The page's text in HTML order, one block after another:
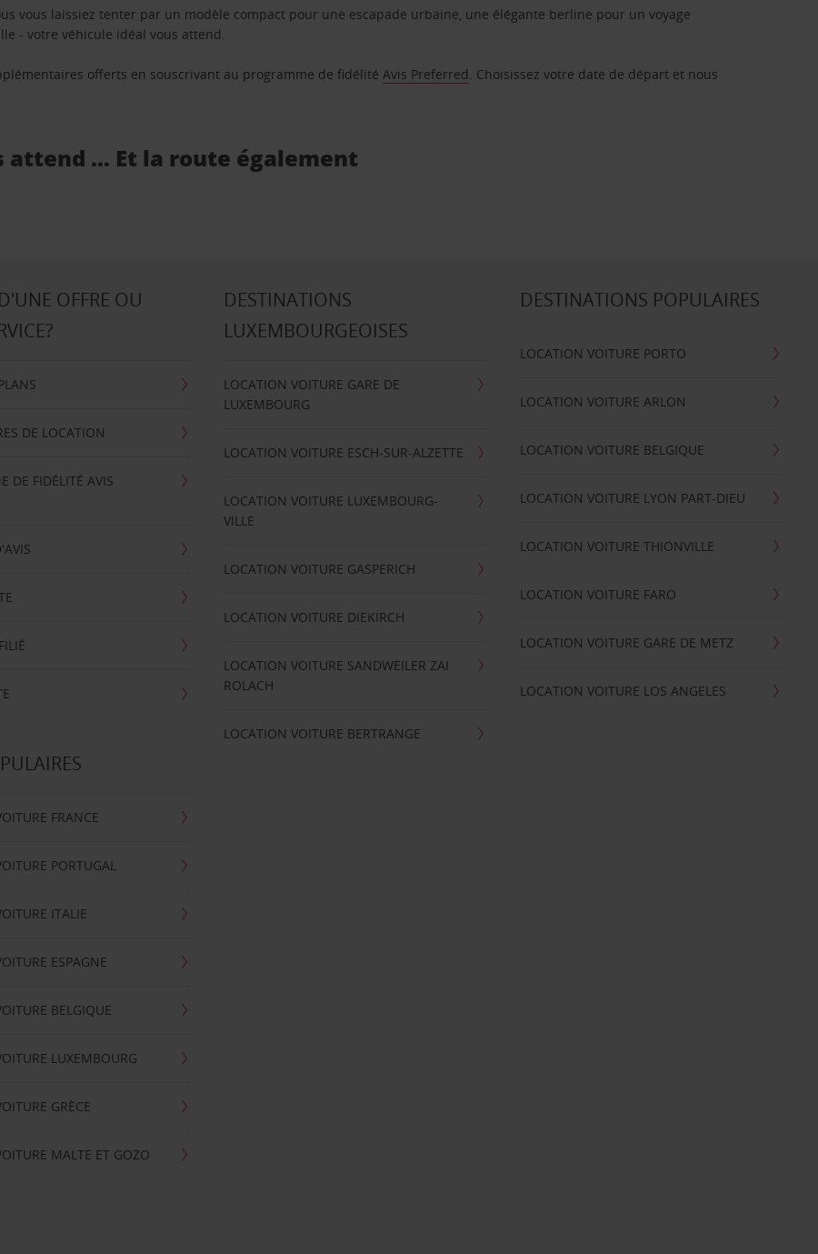
vous laissiez tenter par un modèle compact pour une escapade urbaine, une élégante berline pour un voyage
- votre véhicule idéal vous attend.
offerts en souscrivant au programme de fidélitéAvis Preferred. Choisissez votre date de départ et nous
… Et la route également
OFFRE OU
DE LOCATION
DE FIDÉLITÉ AVIS
DESTINATIONS
LUXEMBOURGEOISES
LOCATION VOITURE GARE DE
LUXEMBOURG
LOCATION VOITURE ESCH-SUR-ALZETTE
LOCATION VOITURE LUXEMBOURG-
VILLE
LOCATION VOITURE GASPERICH
LOCATION VOITURE DIEKIRCH
LOCATION VOITURE SANDWEILER ZAI
ROLACH
LOCATION VOITURE BERTRANGE
DESTINATIONS POPULAIRES
LOCATION VOITURE PORTO
LOCATION VOITURE ARLON
LOCATION VOITURE BELGIQUE
LOCATION VOITURE LYON PART-DIEU
LOCATION VOITURE THIONVILLE
LOCATION VOITURE FARO
LOCATION VOITURE GARE DE METZ
LOCATION VOITURE LOS ANGELES
FRANCE
PORTUGAL
ITALIE
ESPAGNE
BELGIQUE
LUXEMBOURG
GRÈCE
MALTE ET GOZO